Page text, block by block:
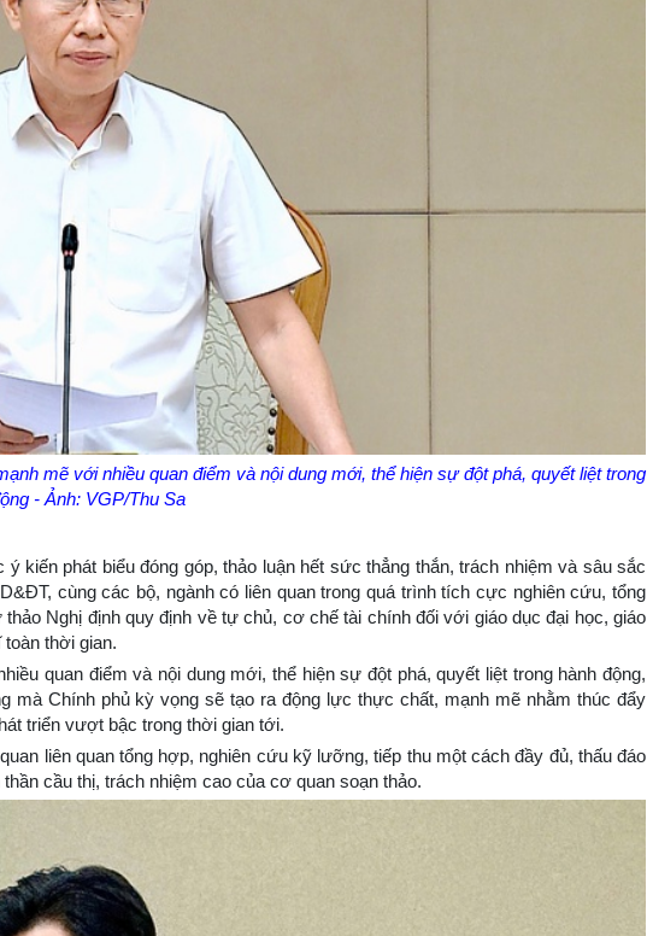
mẽ với nhiều quan điểm và nội dung mới, thể hiện sự đột phá, quyết liệt trong
- Ảnh: VGP/Thu Sa
kiến phát biểu đóng góp, thảo luận hết sức thẳng thắn, trách nhiệm và sâu sắc
cùng các bộ, ngành có liên quan trong quá trình tích cực nghiên cứu, tổng
Nghị định quy định về tự chủ, cơ chế tài chính đối với giáo dục đại học, giáo
thời gian.
quan điểm và nội dung mới, thể hiện sự đột phá, quyết liệt trong hành động,
mà Chính phủ kỳ vọng sẽ tạo ra động lực thực chất, mạnh mẽ nhằm thúc đẩy
triển vượt bậc trong thời gian tới.
liên quan tổng hợp, nghiên cứu kỹ lưỡng, tiếp thu một cách đầy đủ, thấu đáo
cầu thị, trách nhiệm cao của cơ quan soạn thảo.